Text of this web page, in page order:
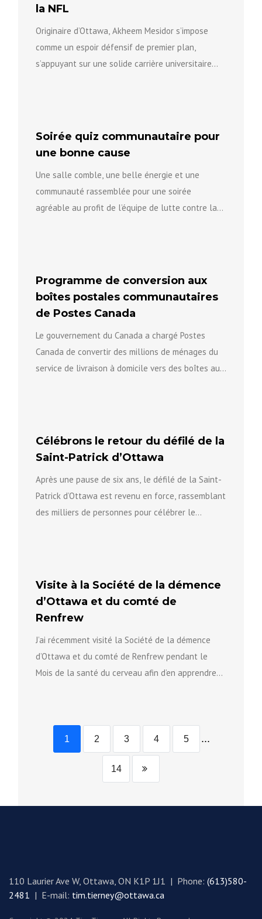
la NFL
Originaire d’Ottawa, Akheem Mesidor s’impose
comme un espoir défensif de premier plan,
s’appuyant sur une solide carrière universitaire
Soirée quiz communautaire pour
une bonne cause
Une salle comble, une belle énergie et une
communauté rassemblée pour une soirée
agréable au profit de l’équipe de lutte contre la
Programme de conversion aux
boîtes postales communautaires
de Postes Canada
Le gouvernement du Canada a chargé Postes
Canada de convertir des millions de ménages du
service de livraison à domicile vers des boîtes aux
Célébrons le retour du défilé de la
Saint-Patrick d’Ottawa
Après une pause de six ans, le défilé de la Saint-
Patrick d’Ottawa est revenu en force, rassemblant
des milliers de personnes pour célébrer le
Visite à la Société de la démence
d’Ottawa et du comté de
Renfrew
J’ai récemment visité la Société de la démence
d’Ottawa et du comté de Renfrew pendant le
Mois de la santé du cerveau afin d’en apprendre...
1 2 3 4 5 ...
14
110 Laurier Ave W, Ottawa, ON K1P 1J1 | Phone: (613)580-
2481 | E-mail: tim.tierney@ottawa.ca